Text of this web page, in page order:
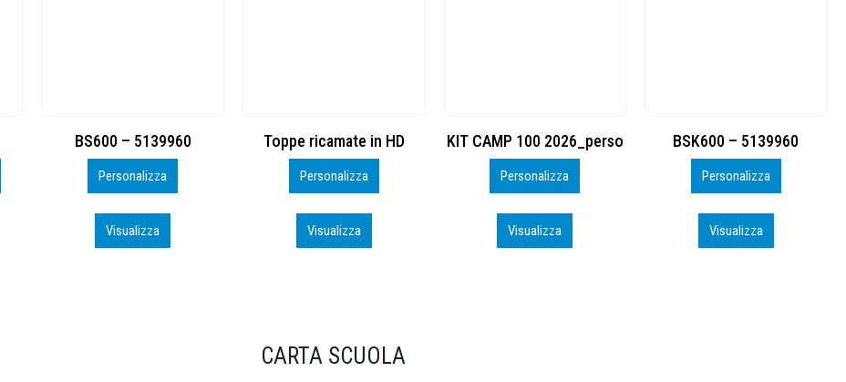
Toppe ricamate in HD
Personalizza
Visualizza
KIT CAMP 100 2026_perso
Personalizza
Visualizza
BSK600 – 5139960
Personalizza
Visualizza
DTF
Personalizza
Visualizza
CARTA SCUOLA